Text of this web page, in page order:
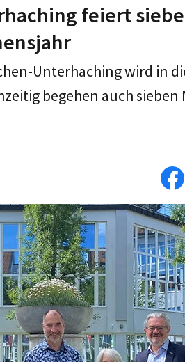
feiert
Unterhaching wird in
begehen auch